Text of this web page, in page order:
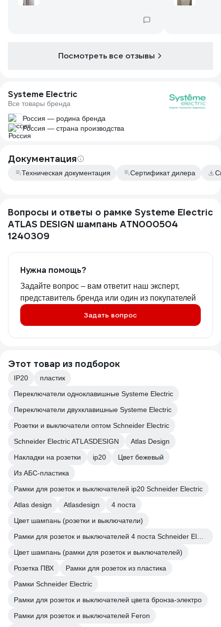
именно эти рамки к Шнайдер дизайну,
же, хорошие рамки, легко монтируются.
Посмотреть все отзывы
Systeme Electric
Все товары бренда
Россия — родина бренда
Россия — страна производства
Документация
Техническая документация Сертификат дилера
Вопросы и ответы о рамке Systeme Electric
ATLAS DESIGN шампань ATN000504
1240309
Нужна помощь?
Задайте вопрос – вам ответит наш эксперт,
представитель бренда или один из покупателей
Задать вопрос
Этот товар из подборок
IP20
пластик
Переключатели одноклавишные Systeme Electric
Переключатели двухклавишные Systeme Electric
Розетки и выключатели оптом Schneider Electric
Schneider Electric ATLASDESIGN
Atlas Design
Накладки на розетки
ip20
Цвет бежевый
Из АБС-пластика
Рамки для розеток и выключателей ip20 Schneider Electric
Atlas design
Atlasdesign
4 поста
Цвет шампань (розетки и выключатели)
Цвет шампань (рамки для розеток и выключателей)
Розетка ПВХ
Рамки для розеток из пластика
Рамки Schneider Electric
Рамки для розеток и выключателей цвета бронза-электро
Рамки для розеток и выключателей Feron